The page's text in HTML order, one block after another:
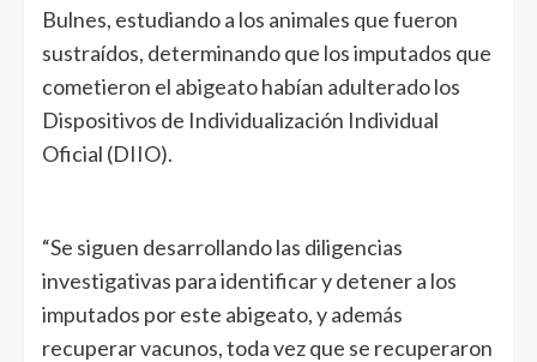
Bulnes, estudiando a los animales que fueron
sustraídos, determinando que los imputados que
cometieron el abigeato habían adulterado los
Dispositivos de Individualización Individual
Oficial (DIIO).
“Se siguen desarrollando las diligencias
investigativas para identificar y detener a los
imputados por este abigeato, y además
recuperar vacunos, toda vez que se recuperaron